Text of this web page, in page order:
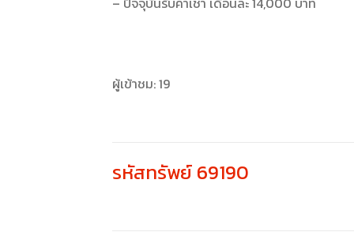
ผู้เข้าชม:19
รหัสทรัพย์ 69190